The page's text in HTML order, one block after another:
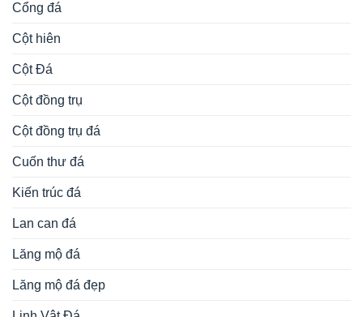
Cổng đá
Cột hiên
Cột Đá
Cột đồng trụ
Cột đồng trụ đá
Cuốn thư đá
Kiến trúc đá
Lan can đá
Lăng mộ đá
Lăng mộ đá đẹp